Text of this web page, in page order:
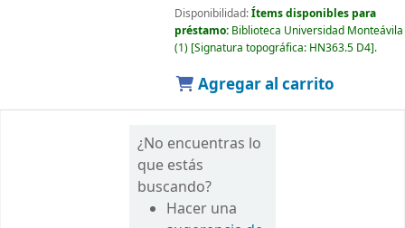
Disponibilidad:Ítems disponibles para
préstamo: Biblioteca Universidad Monteávila
(1) Signatura topográfica: HN363.5 D4 .
Agregar al carrito
¿No encuentras lo
que estás
buscando?
Hacer una